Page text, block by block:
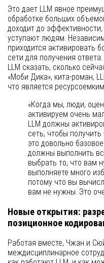
Это дает LLM явное
обработке больших
доходит до
уступают людям.
приходится активировать
сети для получения
LLM сказать, сколько
«Моби Дика», кита-роман,
что является
«Когда мы, люди,
активируем очень
LLM должны
сеть, чтобы
это довольно
должны выполнить
выбрать то, что вам
выполняете много
потому что вы
вам не нужны. Это
Новые открытия:
позиционное
Работая вместе, Чжан и
междисциплинарное